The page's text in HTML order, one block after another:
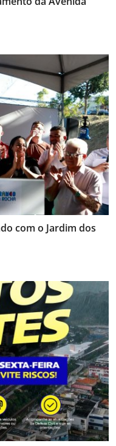
com o Jardim dos